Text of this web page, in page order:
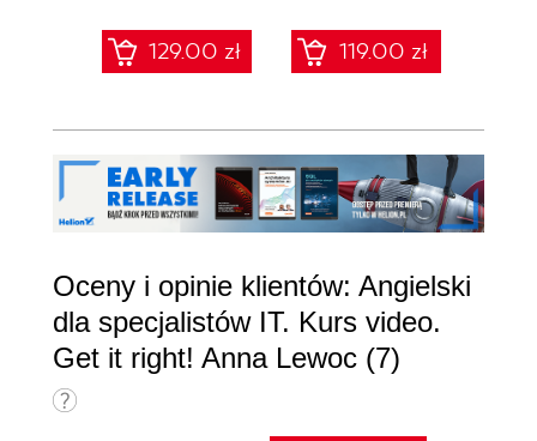
129.00 zł 119.00 zł
Oceny i opinie klientów: Angielski
dla specjalistów IT. Kurs video.
Get it right! Anna Lewoc (7)